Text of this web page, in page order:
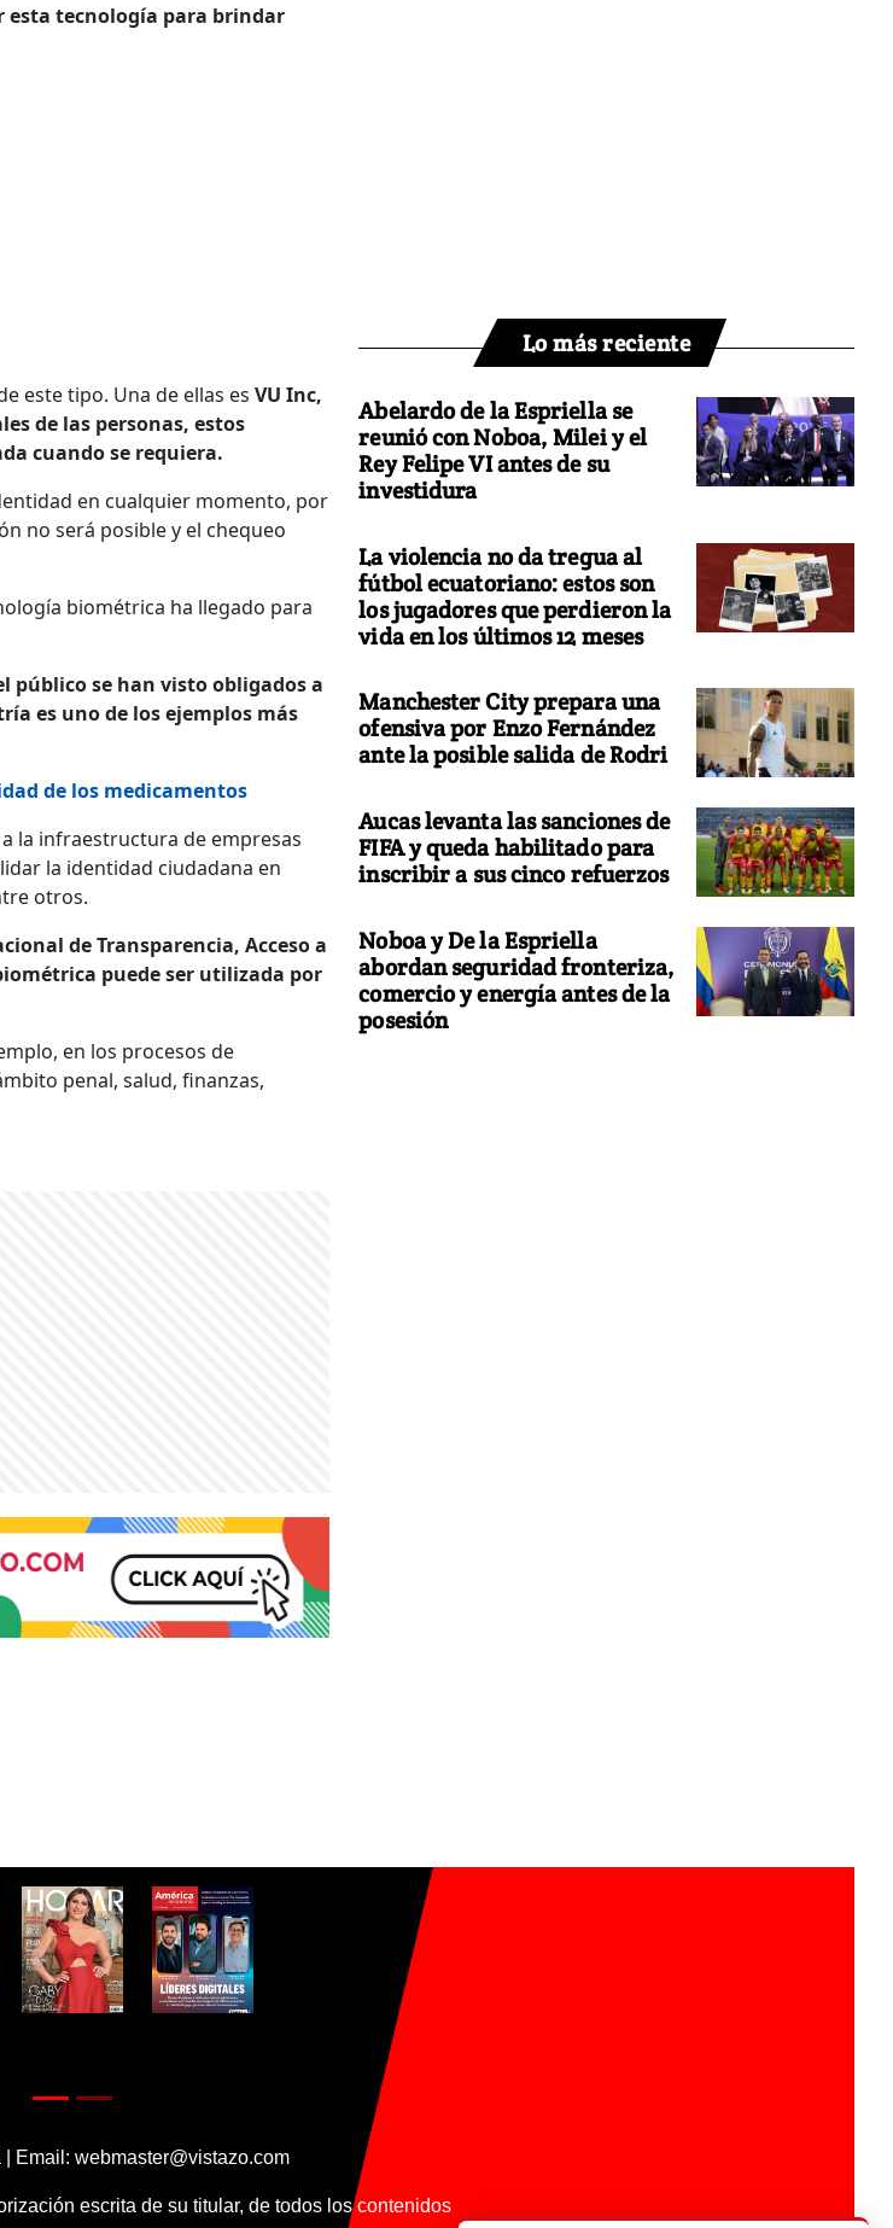
esta tecnología para brindar
este tipo. Una de ellas es VU Inc,
de las personas, estos
cuando se requiera.
en cualquier momento, por
no será posible y el chequeo
biométrica ha llegado para
público se han visto obligados a
es uno de los ejemplos más
de los medicamentos
la infraestructura de empresas
la identidad ciudadana en
otros.
de Transparencia, Acceso a
puede ser utilizada por
en los procesos de
penal, salud, finanzas,
Lo más reciente
Abelardo de la Espriella se
reunió con Noboa, Milei y el
Rey Felipe VI antes de su
investidura
La violencia no da tregua al
fútbol ecuatoriano: estos son
los jugadores que perdieron la
vida en los últimos 12 meses
Manchester City prepara una
ofensiva por Enzo Fernández
ante la posible salida de Rodri
Aucas levanta las sanciones de
FIFA y queda habilitado para
inscribir a sus cinco refuerzos
Noboa y De la Espriella
abordan seguridad fronteriza,
comercio y energía antes de la
posesión
| Email: webmaster@vistazo.com
escrita de su titular, de todos los contenidos